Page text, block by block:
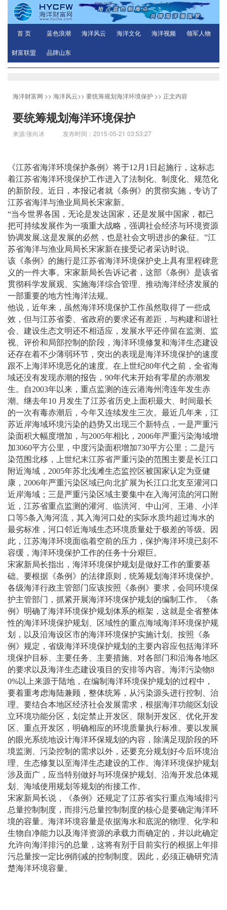
首 页 蓝色浪潮 海洋风云 海洋文化 海洋视频 领军人物
财富联盟 品牌山东
海洋财富网 >> 海洋风云>> 要统筹规划海洋环境保护 >> 正文内容
要统筹规划海洋环境保护
来源:张向冰 发布时间：2015-05-21 03:53:27
《江苏省海洋环境保护条例》将于12月1日起施行，这标志
着江苏省海洋环境保护工作进入了法制化、制度化、规范化
的新阶段。近日，本报记者就《条例》的贯彻实施，专访了
江苏省海洋与渔业局局长宋家新。
“当今世界各国，无论是发达国家，还是发展中国家，都已
把可持续发展作为一项重大战略，强调社会经济与环境资源
协调发展,这是发展的必然，也是社会文明进步的象征。”江
苏省海洋与渔业局局长宋家新在接受记者采访时说。
该《条例》的施行是江苏省海洋环境保护史上具有里程碑意
义的一件大事。宋家新局长告诉记者，这部《条例》是该省
贯彻科学发展观、实施海洋综合管理、推动海洋经济发展的
一部重要的地方性海洋法规。
他说，近年来，虽然海洋环境保护工作虽然取得了一些成
效，但与江苏省委、省政府的要求还有差距，与构建和谐社
会、建设生态文明还不相适应，发展水平还停留在监测、监
视、评价和局部控制的阶段，海洋环境修复和海洋生态建设
还存在着不少薄弱环节，突出的表现是海洋环境保护的速度
跟不上海洋环境恶化的速度。在上世纪80年代之前，全省海
域还没有发现赤潮的报告，90年代末开始有零星的赤潮发
生。自2003年以来，重点监测的连云港海州湾连年发生赤
潮。继去年10 月发生了江苏省历史上面积最大、时间最长
的一次有毒赤潮后，今年又连续发生三次。最近几年来，江
苏近岸海域环境污染的趋势又出现三个新特点，一是严重污
染面积大幅度增加，与2005年相比，2006年严重污染海域增
加3060平方公里，中度污染面积增加730平方公里；二是污
染范围北移，上世纪末江苏省严重污染的范围主要是长江口
附近海域，2005年苏北浅滩生态监控区被国家认定为亚健
康，2006年严重污染区域已向北扩展为长江口北支至灌河口
近岸海域；三是严重污染区域主要集中在入海河流的河口附
近，江苏省重点监测的灌河、临洪河、中山河、王港、小洋
口等5条入海河流，其入海河口处的实际水质均超过海水的
最劣标准，河口邻近海域生态环境质量处于极差的等级。因
此，江苏海洋环境面临着空前的压力，保护海洋环境已刻不
容缓，海洋环境保护工作的任务十分艰巨。
宋家新局长指出，海洋环境保护规划是做好工作的重要基
础。要根据《条例》的法律原则，统筹规划海洋环境保护。
各级海洋行政主管部门应该按照《条例》要求，会同环境保
护主管部门，抓紧开展海洋环境保护规划的编制工作。《条
例》明确了海洋环境保护规划体系的框架，这就是全省整体
性的海洋环境保护规划、区域性的重点海域海洋环境保护规
划，以及沿海设区市的海洋环境保护实施计划。按照《条
例》规定，省级海洋环境保护规划的主要内容应包括海洋环
境保护目标、主要任务、主要措施、对各部门和沿海各地区
的要求以及海洋生态建设项目的安排等内容。海洋污染物8
0%以上来源于陆地，在编制海洋环境保护规划的过程中，
要着重考虑海陆兼顾，整体统筹，从污染源头进行控制、治
理。要结合本地区经济社会发展需求，根据海洋功能区划设
立环境功能分区，划定禁止开发区、限制开发区、优化开发
区、重点开发区，明确相应的环境质量执行标准。要以发展
的眼光系统地设计海洋环保规划的内容，除满足现阶段的环
境监测、污染控制的需求以外，还要充分规划好今后环境治
理、生态修复以至海洋生态建设的工作。海洋环境保护规划
涉及面广，应当特别做好与环境保护规划、沿海开发总体规
划、海域使用规划等规划的衔接工作。
宋家新局长说，《条例》还规定了江苏省实行重点海域排污
总量控制制度，而排污总量控制制度的核心是要确定海洋环
境的容量。海洋环境容量是依据海水和底泥的物理、化学和
生物自净能力以及海洋资源的承载力而确定的，并以此确定
允许向海洋排污的总量，这将有别于目前实行的根据上年排
污总量按一定比例削减的控制制度。因此，必须正确研究清
楚海洋环境容量。